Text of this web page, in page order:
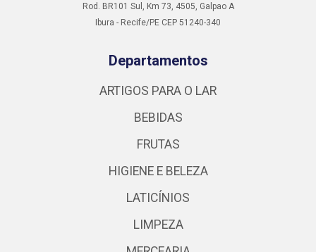
Rod. BR101 Sul, Km 73, 4505, Galpao A
Ibura - Recife/PE CEP 51240-340
Departamentos
ARTIGOS PARA O LAR
BEBIDAS
FRUTAS
HIGIENE E BELEZA
LATICÍNIOS
LIMPEZA